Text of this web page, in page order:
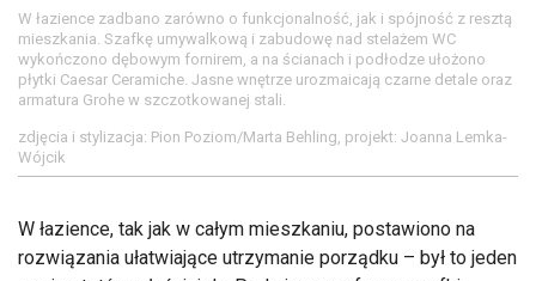
W łazience zadbano zarówno o funkcjonalność, jak i spójność z resztą
mieszkania. Szafkę umywalkową i zabudowę nad stelażem WC
wykończono dębowym fornirem, a na ścianach i podłodze ułożono
płytki Caesar Ceramiche. Jasne wnętrze urozmaicają czarne detale oraz
armatura Grohe w szczotkowanej stali.
zdjęcia i stylizacja: Pion Poziom/Marta Behling, projekt: Joanna Lemka-
Wójcik
W łazience, tak jak w całym mieszkaniu, postawiono na
rozwiązania ułatwiające utrzymanie porządku – był to jeden